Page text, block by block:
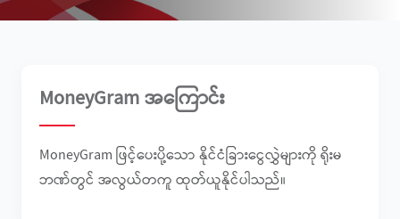
MoneyGram အကြောင်း
MoneyGram ဖြင့်ပေးပို့သော နိုင်ငံခြားငွေလွှဲများကို ရိုးမ
ဘဏ်တွင် အလွယ်တကူ ထုတ်ယူနိုင်ပါသည်။